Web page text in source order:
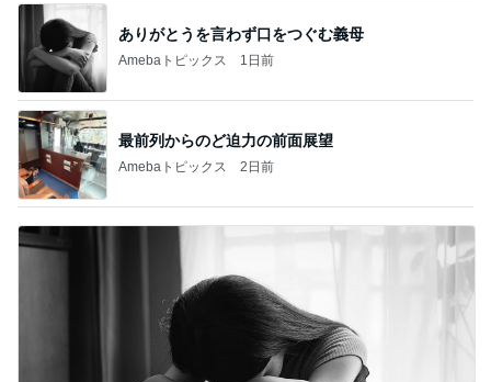
ありがとうを言わず口をつぐむ義母
Amebaトピックス 1日前
最前列からのど迫力の前面展望
Amebaトピックス 2日前